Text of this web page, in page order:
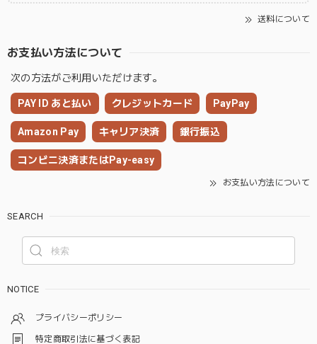
送料について
お支払い方法について
次の方法がご利用いただけます。
PAY ID あと払い クレジットカード PayPay
Amazon Pay キャリア決済 銀行振込
コンビニ決済またはPay-easy
お支払い方法について
SEARCH
NOTICE
プライバシーポリシー
特定商取引法に基づく表記